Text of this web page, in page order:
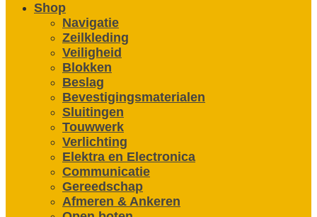
Shop
Navigatie
Zeilkleding
Veiligheid
Blokken
Beslag
Bevestigings­­materialen
Sluitingen
Touwwerk
Verlichting
Elektra en Electronica
Communicatie
Gereedschap
Afmeren & Ankeren